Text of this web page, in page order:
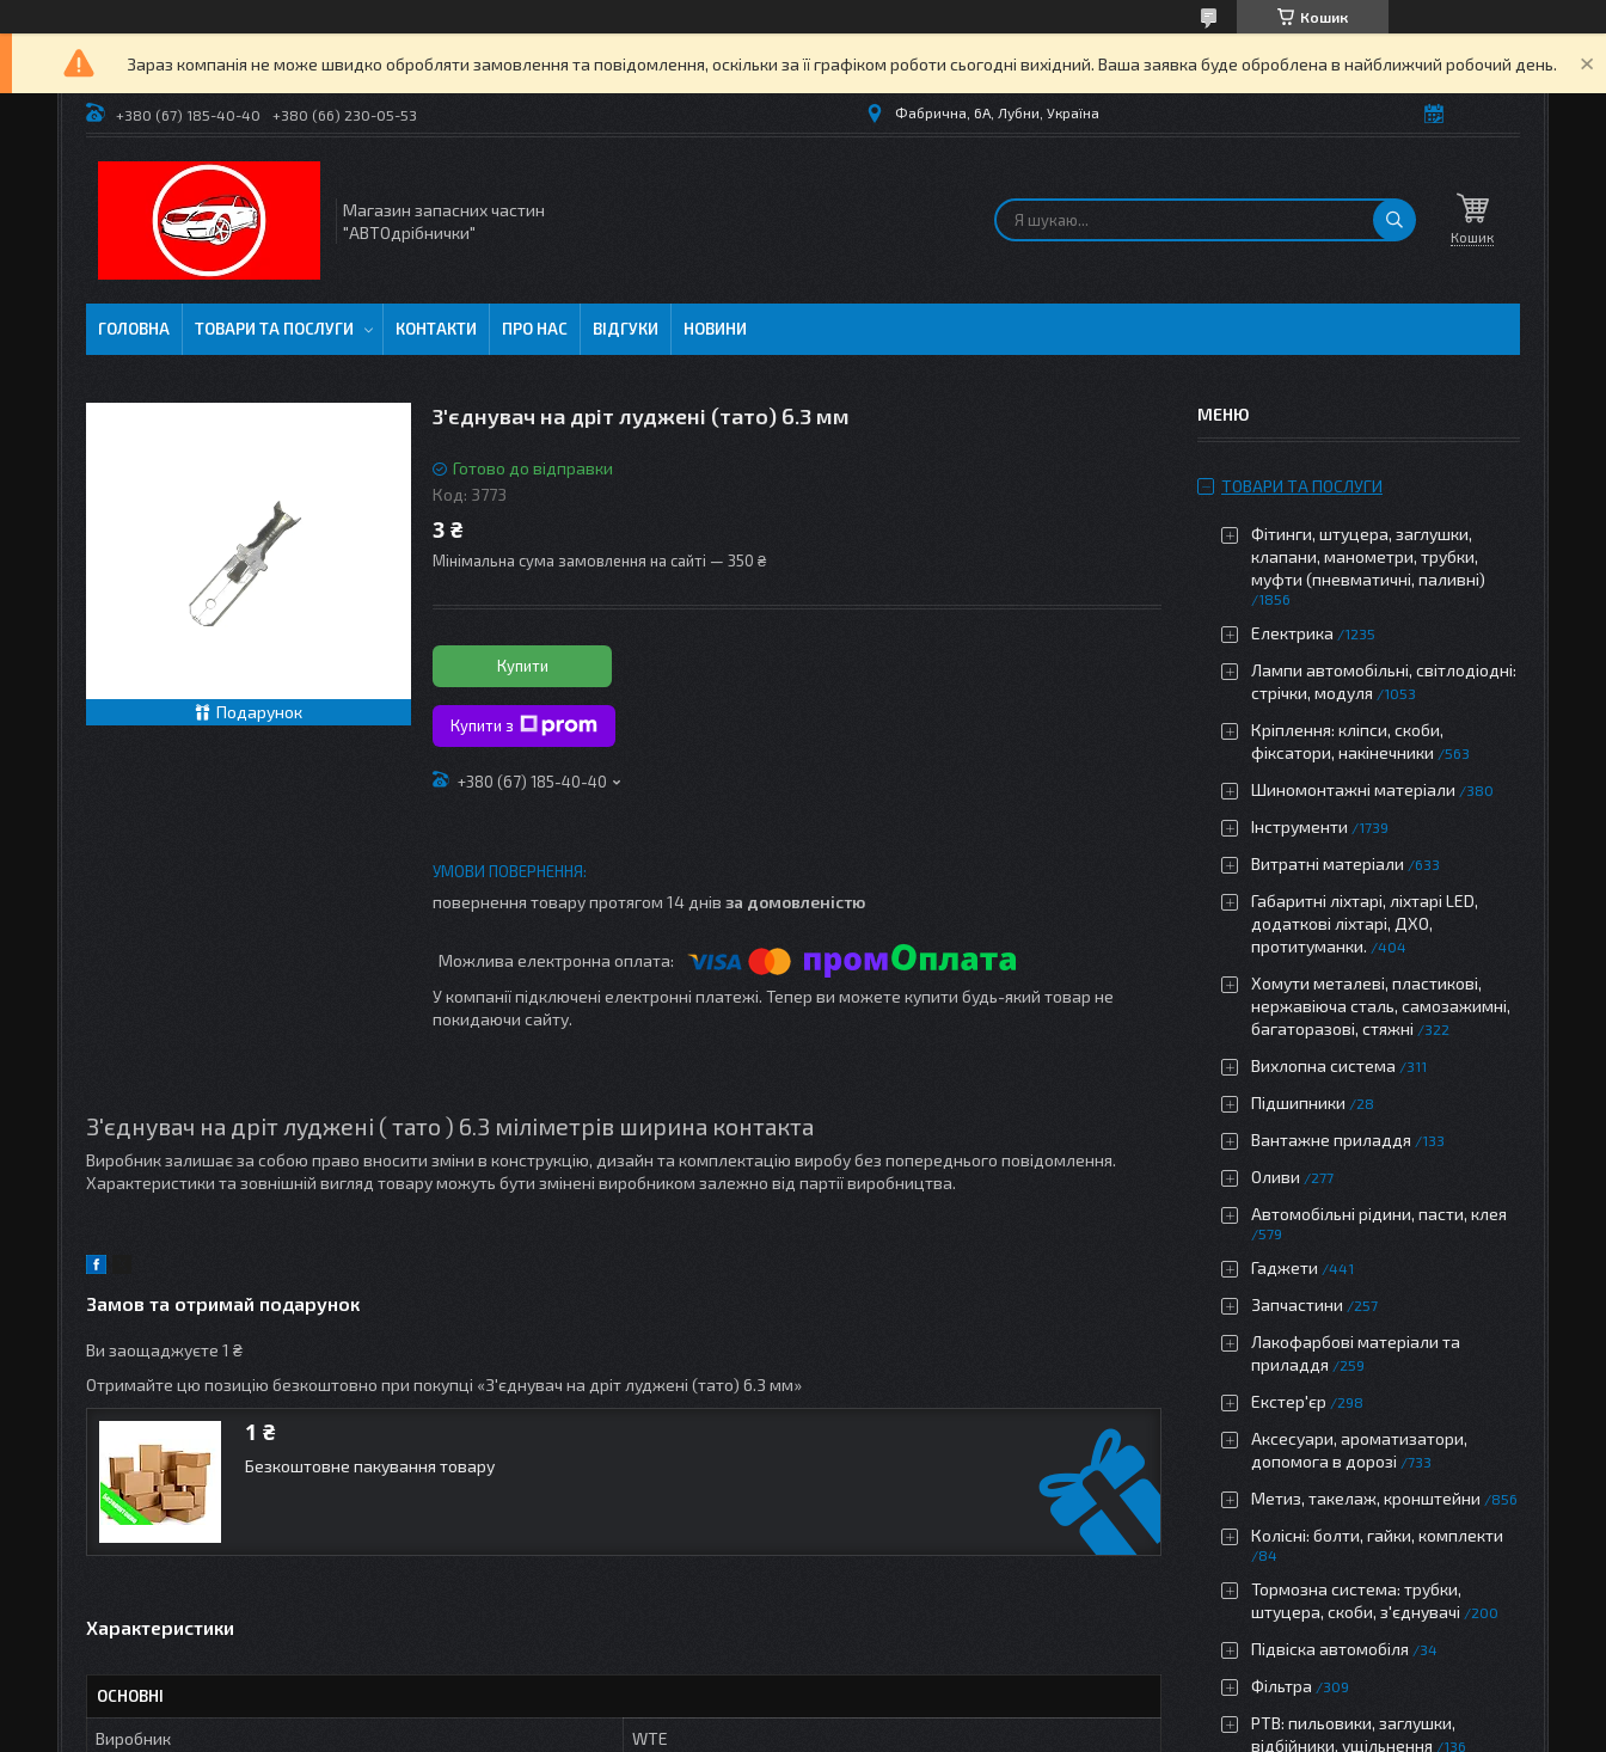
Кошик
Зараз компанія не може швидко обробляти замовлення та повідомлення, оскільки за її графіком роботи сьогодні вихідний. Ваша заявка буде оброблена в найближчий робочий день.
+380 (67) 185-40-40 +380 (66) 230-05-53 Фабрична, 6А, Лубни, Україна
Магазин запасних частин
"АВТОдрібнички"
Кошик
ГОЛОВНА ТОВАРИ ТА ПОСЛУГИ КОНТАКТИ ПРО НАС ВІДГУКИ НОВИНИ
Подарунок
З'єднувач на дріт луджені (тато) 6.3 мм
Готово до відправки
Код: 3773
3 ₴
Мінімальна сума замовлення на сайті — 350 ₴
Купити
Купити з
+380 (67) 185-40-40
повернення товару протягом 14 днів за домовленістю
У компанії підключені електронні платежі. Тепер ви можете купити будь-який товар не
покидаючи сайту.
З'єднувач на дріт луджені ( тато ) 6.3 міліметрів ширина контакта
Виробник залишає за собою право вносити зміни в конструкцію, дизайн та комплектацію виробу без попереднього повідомлення.
Характеристики та зовнішній вигляд товару можуть бути змінені виробником залежно від партії виробництва.
Замов та отримай подарунок
Ви заощаджуєте 1 ₴
Отримайте цю позицію безкоштовно при покупці «З'єднувач на дріт луджені (тато) 6.3 мм»
1 ₴
Безкоштовне пакування товару
Характеристики
ОСНОВНІ
Виробник
WTE
ТОВАРИ ТА ПОСЛУГИ
Фітинги, штуцера, заглушки,
клапани, манометри, трубки,
муфти (пневматичні, паливні)
1856
Електрика 1235
Лампи автомобільні, світлодіодні:
стрічки, модуля
1053
Кріплення: кліпси, скоби,
фіксатори, накінечники
563
Шиномонтажні матеріали 380
Інструменти 1739
Витратні матеріали 633
Габаритні ліхтарі, ліхтарі LED,
додаткові ліхтарі, ДХО,
протитуманки.
404
Хомути металеві, пластикові,
нержавіюча сталь, самозажимні,
багаторазові, стяжні
322
Вихлопна система 311
Підшипники 28
Вантажне приладдя 133
Оливи 277
Автомобільні рідини, пасти, клея
579
Гаджети 441
Запчастини 257
Лакофарбові матеріали та
приладдя
259
Екстер'єр 298
Аксесуари, ароматизатори,
допомога в дорозі
733
Метиз, такелаж, кронштейни 856
Колісні: болти, гайки, комплекти
84
Тормозна система: трубки,
штуцера, скоби, з'єднувачі
200
Підвіска автомобіля 34
Фільтра 309
РТВ: пильовики, заглушки,
відбійники, ущільнення
136